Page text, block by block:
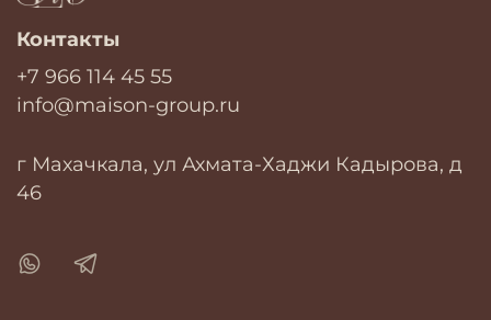
Контакты
+7 966 114 45 55
info@maison-group.ru
г Махачкала, ул Ахмата-Хаджи Кадырова, д
46